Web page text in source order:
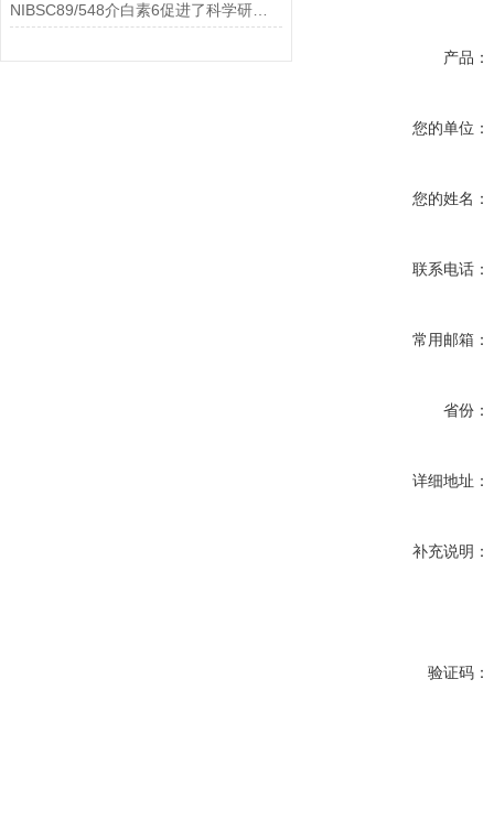
NIBSC89/548介白素6促进了科学研究的进步
产品：
您的单位：
您的姓名：
联系电话：
常用邮箱：
省份：
详细地址：
补充说明：
验证码：